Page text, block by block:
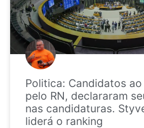
Politica: Candidatos
pelo RN, declararam
nas candidaturas.
liderá o ranking